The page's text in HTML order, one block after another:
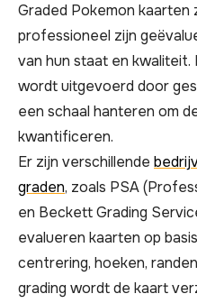
Graded Pokemon kaarten
professioneel zijn
van hun staat en
wordt uitgevoerd door
een schaal hanteren om
kwantificeren.
Er zijn verschillende
graden, zoals PSA
en Beckett Grading
evalueren kaarten op
centrering, hoeken,
grading wordt de kaart